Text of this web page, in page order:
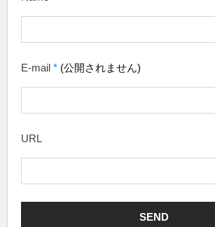
E-mail * (公開されません)
URL